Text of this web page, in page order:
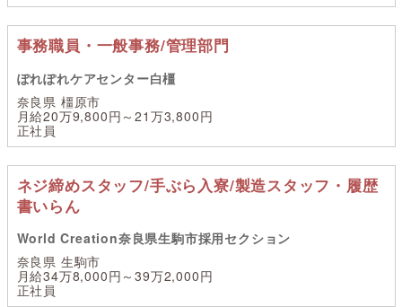
事務職員・一般事務/管理部門
ぽれぽれケアセンター白橿
奈良県 橿原市
月給20万9,800円～21万3,800円
正社員
ネジ締めスタッフ/手ぶら入寮/製造スタッフ・履歴
書いらん
World Creation奈良県生駒市採用セクション
奈良県 生駒市
月給34万8,000円～39万2,000円
正社員